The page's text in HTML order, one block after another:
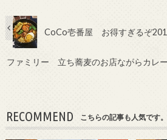
CoCo壱番屋 お得すぎるぞ
ファミリー 立ち蕎麦のお店ながらカレ
RECOMMEND こちらの記事も人気です。